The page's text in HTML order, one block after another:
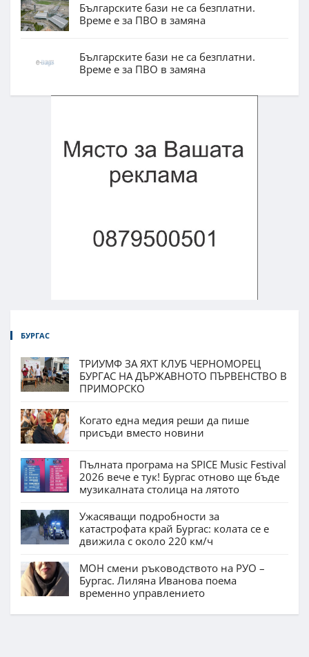
Българските бази не са безплатни.
Време е за ПВО в замяна
Българските бази не са безплатни.
Време е за ПВО в замяна
БУРГАС
ТРИУМФ ЗА ЯХТ КЛУБ ЧЕРНОМОРЕЦ
БУРГАС НА ДЪРЖАВНОТО ПЪРВЕНСТВО В
ПРИМОРСКО
Когато една медия реши да пише
присъди вместо новини
Пълната програма на SPICE Music Festival
2026 вече е тук! Бургас отново ще бъде
музикалната столица на лятото
Ужасяващи подробности за
катастрофата край Бургас: колата се е
движила с около 220 км/ч
МОН смени ръководството на РУО –
Бургас. Лиляна Иванова поема
временно управлението